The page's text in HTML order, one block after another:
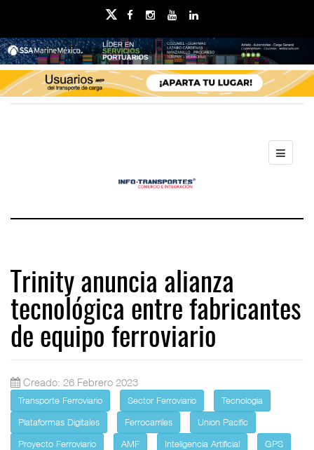
Trinity anuncia alianza
tecnológica entre fabricantes
de equipo ferroviario
Creado: 26 Febrero 2023
Transporte Ferroviario Sector Ferroviario
Tecnologia
Plataformas Digitales
Ferrocarriles
Union Pacific
Proyecto Ferroviario
AMF Inteligencia Artificial
GPS